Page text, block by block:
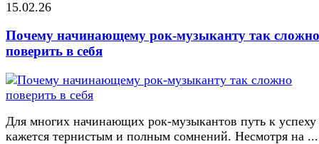
15.02.26
Почему начинающему рок-музыканту так сложно
поверить в себя
Для многих начинающих рок-музыкантов путь к успеху
кажется тернистым и полным сомнений. Несмотря на ...